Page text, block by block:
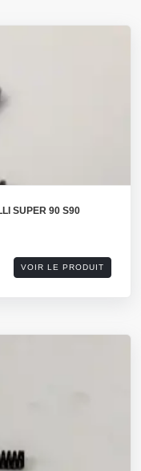
SUPER 90 S90
VOIR LE PRODUIT